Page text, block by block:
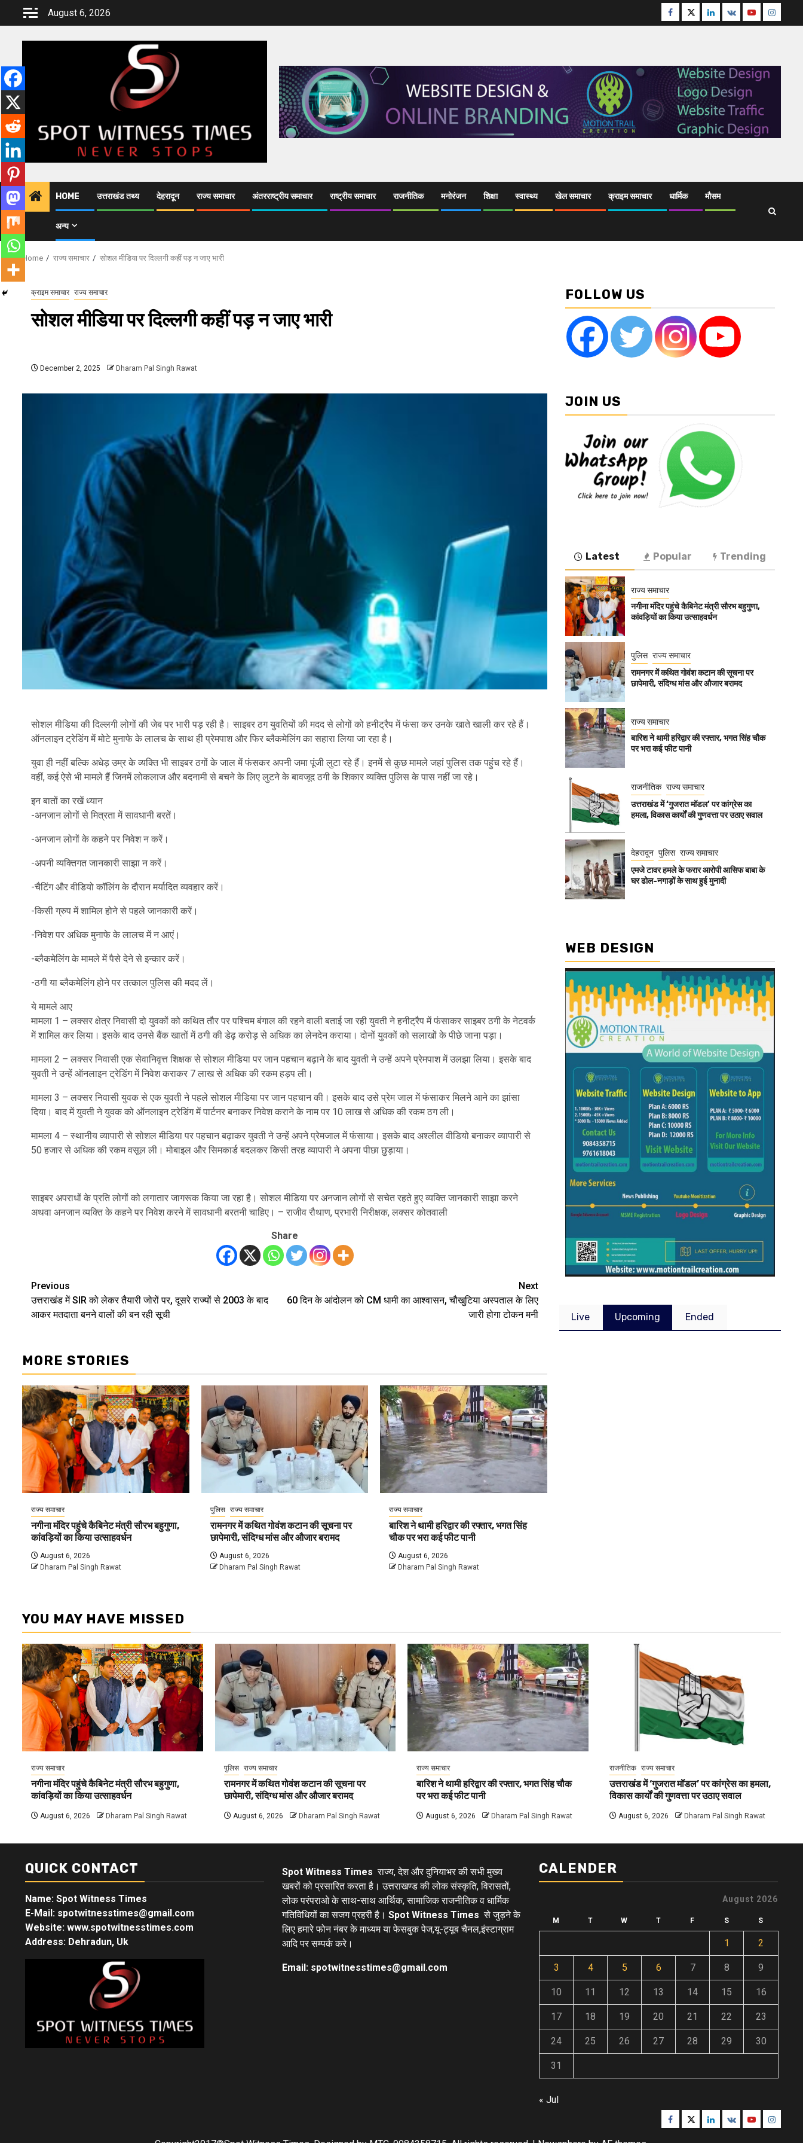
August 6, 2026 Facebook
TwitterLinkedin
VK Youtube
HOME उत्तराखंड तथ्य देहरादून राज्य समाचार अंतरराष्ट्रीय समाचार राष्ट्रीय समाचार राजनीतिक मनोरंजन शिक्षा स्वास्थ्य खेल समाचार क्राइम समाचार धार्मिक मौसम
अन्य
Home राज्य समाचार सोशल मीडिया पर दिल्लगी कहीं पड़ न जाए भारी
क्राइम समाचार राज्य समाचार
सोशल मीडिया पर दिल्लगी कहीं पड़ न जाए भारी
December 2, 2025 Dharam Pal Singh Rawat
सोशल मीडिया की दिल्लगी लोगों की जेब पर भारी पड़ रही है। साइबर ठग युवतियों की मदद से लोगों को हनीट्रैप में फंसा कर उनके खाते खाली कर रहे हैं।
ऑनलाइन ट्रेडिंग में मोटे मुनाफे के लालच के साथ ही प्रेमपाश और फिर ब्लैकमेलिंग का सहारा लिया जा रहा है।
युवा ही नहीं बल्कि अधेड़ उम्र के व्यक्ति भी साइबर ठगों के जाल में फंसकर अपनी जमा पूंजी लुटा रहे हैं। इनमें से कुछ मामले जहां पुलिस तक पहुंच रहे हैं।
वहीं, कई ऐसे भी मामले हैं जिनमें लोकलाज और बदनामी से बचने के लिए लुटने के बावजूद ठगी के शिकार व्यक्ति पुलिस के पास नहीं जा रहे।
इन बातों का रखें ध्यान
-अनजान लोगों से मित्रता में सावधानी बरतें।
-अनजान लोगों के कहने पर निवेश न करें।
-अपनी व्यक्तिगत जानकारी साझा न करें।
-चैटिंग और वीडियो कॉलिंग के दौरान मर्यादित व्यवहार करें।
-किसी ग्रुप में शामिल होने से पहले जानकारी करें।
-निवेश पर अधिक मुनाफे के लालच में न आएं।
-ब्लैकमेलिंग के मामले में पैसे देने से इन्कार करें।
-ठगी या ब्लैकमेलिंग होने पर तत्काल पुलिस की मदद लें।
ये मामले आए
मामला 1 – लक्सर क्षेत्र निवासी दो युवकों को कथित तौर पर पश्चिम बंगाल की रहने वाली बताई जा रही युवती ने हनीट्रैप में फंसाकर साइबर ठगी के नेटवर्क
में शामिल कर लिया। इसके बाद उनसे बैंक खातों में ठगी की डेढ़ करोड़ से अधिक का लेनदेन कराया। दोनों युवकों को सलाखों के पीछे जाना पड़ा।
मामला 2 – लक्सर निवासी एक सेवानिवृत्त शिक्षक से सोशल मीडिया पर जान पहचान बढ़ाने के बाद युवती ने उन्हें अपने प्रेमपाश में उलझा लिया। इसके बाद
युवती ने उन्हें ऑनलाइन ट्रेडिंग में निवेश कराकर 7 लाख से अधिक की रकम हड़प ली।
मामला 3 – लक्सर निवासी युवक से एक युवती ने पहले सोशल मीडिया पर जान पहचान की। इसके बाद उसे प्रेम जाल में फंसाकर मिलने आने का झांसा
दिया। बाद में युवती ने युवक को ऑनलाइन ट्रेडिंग में पार्टनर बनाकर निवेश कराने के नाम पर 10 लाख से अधिक की रकम ठग ली।
मामला 4 – स्थानीय व्यापारी से सोशल मीडिया पर पहचान बढ़ाकर युवती ने उन्हें अपने प्रेमजाल में फंसाया। इसके बाद अश्लील वीडियो बनाकर व्यापारी से
50 हजार से अधिक की रकम वसूल ली। मोबाइल और सिमकार्ड बदलकर किसी तरह व्यापारी ने अपना पीछा छुड़ाया।
साइबर अपराधों के प्रति लोगों को लगातार जागरूक किया जा रहा है। सोशल मीडिया पर अनजान लोगों से सचेत रहते हुए व्यक्ति जानकारी साझा करने
अथवा अनजान व्यक्ति के कहने पर निवेश करने में सावधानी बरतनी चाहिए। – राजीव रौथाण, प्रभारी निरीक्षक, लक्सर कोतवाली
Share
Post
navigation
Previous
उत्तराखंड में SIR को लेकर तैयारी जोरों पर, दूसरे राज्यों से 2003 के बाद
आकर मतदाता बनने वालों की बन रही सूची
Next
60 दिन के आंदोलन को CM धामी का आश्वासन, चौखुटिया अस्पताल के लिए
जारी होगा टोकन मनी
MORE STORIES
राज्य समाचार
नगीना मंदिर पहुंचे कैबिनेट मंत्री सौरभ बहुगुणा,
कांवड़ियों का किया उत्साहवर्धन
August 6, 2026
Dharam Pal Singh Rawat
पुलिस राज्य समाचार
रामनगर में कथित गोवंश कटान की सूचना पर
छापेमारी, संदिग्ध मांस और औजार बरामद
August 6, 2026
Dharam Pal Singh Rawat
राज्य समाचार
बारिश ने थामी हरिद्वार की रफ्तार, भगत सिंह
चौक पर भरा कई फीट पानी
August 6, 2026
Dharam Pal Singh Rawat
FOLLOW US
JOIN US
Latest Popular Trending
राज्य समाचार
नगीना मंदिर पहुंचे कैबिनेट मंत्री सौरभ बहुगुणा,
कांवड़ियों का किया उत्साहवर्धन
पुलिस राज्य समाचार
रामनगर में कथित गोवंश कटान की सूचना पर
छापेमारी, संदिग्ध मांस और औजार बरामद
राज्य समाचार
बारिश ने थामी हरिद्वार की रफ्तार, भगत सिंह चौक
पर भरा कई फीट पानी
राजनीतिक राज्य समाचार
उत्तराखंड में ‘गुजरात मॉडल’ पर कांग्रेस का
हमला, विकास कार्यों की गुणवत्ता पर उठाए सवाल
देहरादून पुलिस राज्य समाचार
एमजे टावर हमले के फरार आरोपी आसिफ बाबा के
घर ढोल-नगाड़ों के साथ हुई मुनादी
WEB DESIGN
Live Upcoming Ended
YOU MAY HAVE MISSED
राज्य समाचार
नगीना मंदिर पहुंचे कैबिनेट मंत्री सौरभ बहुगुणा,
कांवड़ियों का किया उत्साहवर्धन
August 6, 2026 Dharam Pal Singh Rawat
पुलिस राज्य समाचार
रामनगर में कथित गोवंश कटान की सूचना पर
छापेमारी, संदिग्ध मांस और औजार बरामद
August 6, 2026 Dharam Pal Singh Rawat
राज्य समाचार
बारिश ने थामी हरिद्वार की रफ्तार, भगत सिंह चौक
पर भरा कई फीट पानी
August 6, 2026 Dharam Pal Singh Rawat
राजनीतिक राज्य समाचार
उत्तराखंड में ‘गुजरात मॉडल’ पर कांग्रेस का हमला,
विकास कार्यों की गुणवत्ता पर उठाए सवाल
August 6, 2026 Dharam Pal Singh Rawat
QUICK CONTACT
Name: Spot Witness Times
E-Mail: spotwitnesstimes@gmail.com
Website: www.spotwitnesstimes.com
Address: Dehradun, Uk
Spot Witness Times राज्य, देश और दुनियाभर की सभी मुख्य
खबरों को प्रसारित करता है। उत्तराखण्ड की लोक संस्कृति, विरासतों,
लोक परंपराओ के साथ-साथ आर्थिक, सामाजिक राजनीतिक व धार्मिक
गतिविधियों का सजग प्रहरी है। Spot Witness Times से जुड़ने के
लिए हमारे फोन नंबर के माध्यम या फेसबुक पेज,यू-ट्यूब चैनल,इंस्टाग्राम
आदि पर सम्पर्क करे।
Email: spotwitnesstimes@gmail.com
CALENDER
August 2026
M T W T F S S
1 2
3 4 5 6 7 8 9
10 11 12 13 14 15 16
17 18 19 20 21 22 23
24 25 26 27 28 29 30
31
« Jul
Facebook
TwitterLinkedin
VK Youtube